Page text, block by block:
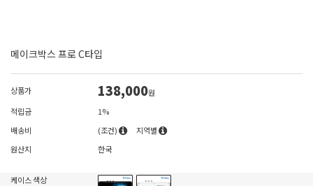
메이크박스 프로 C타입
상품가 138,000원
적립금
1%
배송비
(조건)
지역별
원산지
한국
케이스 색상